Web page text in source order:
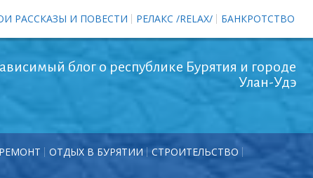
РАССКАЗЫ И ПОВЕСТИ РЕЛАКС /RELAX/ БАНКРОТСТВО
блог о республике Бурятия и городе
Улан-Удэ
РЕМОНТ ОТДЫХ В БУРЯТИИ СТРОИТЕЛЬСТВО